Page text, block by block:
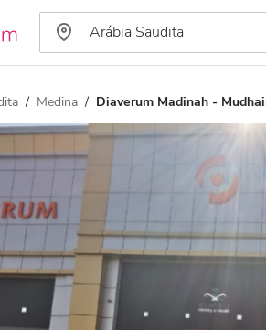
Medina Diaverum Madinah -